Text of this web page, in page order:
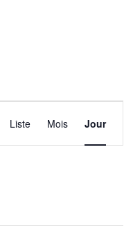
DE
VUES
Liste Mois Jour